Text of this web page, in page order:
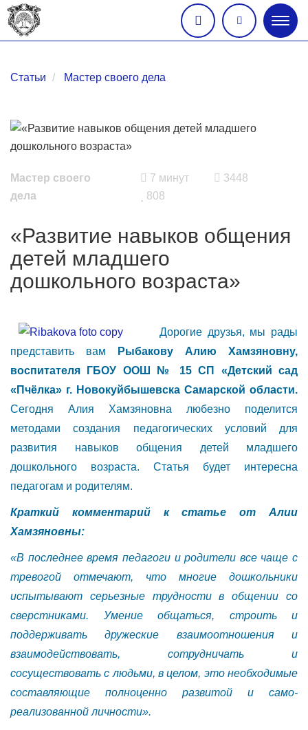
меню
Статьи Мастер своего дела
Мастер своего
дела
7 минут
3448
808
«Развитие навыков общения
детей младшего
дошкольного возраста»
Дорогие друзья, мы рады
представить вам
Рыбакову Алию Хамзяновну,
воспитателя ГБОУ ООШ № 15 СП «Детский сад
«Пчёлка» г. Новокуйбышевска Самарской области.
Сегодня Алия Хамзяновна любезно поделится
методами создания педагогических условий для
развития навыков общения детей младшего
дошкольного возраста. Статья будет интересна
педагогам и родителям.
Краткий комментарий к статье от Алии
Хамзяновны:
«В последнее время педагоги и родители все чаще с
тревогой отмечают, что многие дошкольники
испытывают серьезные трудности в общении со
сверстниками. Умение общаться, строить и
поддерживать дружеские взаимоотношения и
взаимодействовать, сотрудничать и
сосуществовать с людьми, в целом, это необходимые
составляющие полноценно развитой и само-
реализованной личности».